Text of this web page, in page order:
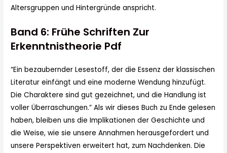
Altersgruppen und Hintergründe anspricht.
Band 6: Frühe Schriften Zur
Erkenntnistheorie Pdf
“Ein bezaubernder Lesestoff, der die Essenz der klassischen
Literatur einfängt und eine moderne Wendung hinzufügt.
Die Charaktere sind gut gezeichnet, und die Handlung ist
voller Überraschungen.” Als wir dieses Buch zu Ende gelesen
haben, bleiben uns die Implikationen der Geschichte und
die Weise, wie sie unsere Annahmen herausgefordert und
unsere Perspektiven erweitert hat, zum Nachdenken. Die